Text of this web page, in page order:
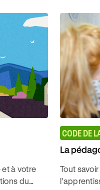
à votre
du
CODE DE
La
Tout